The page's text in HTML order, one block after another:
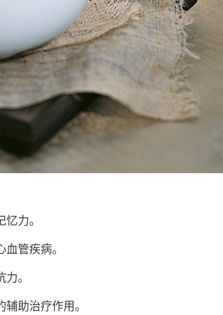
力。
管疾病。
。
助治疗作用。